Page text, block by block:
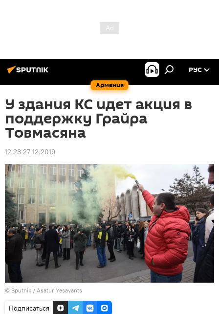
Армения
РУС
У здания КС идет акция в
поддержку Грайра
Товмасяна
12:23 27.12.2019
© Sputnik / Asatur Yesayants
Подписаться